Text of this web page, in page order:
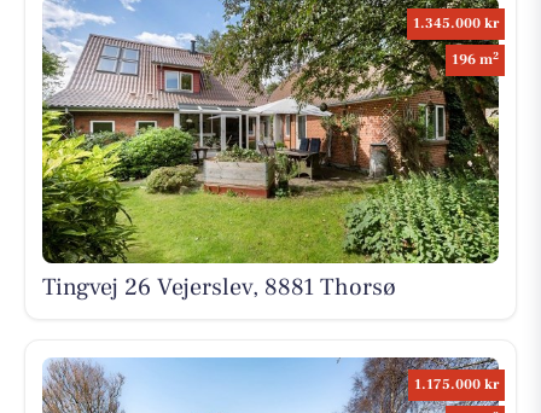
1.345.000 kr
196 m2
Tingvej 26 Vejerslev, 8881 Thorsø
1.175.000 kr